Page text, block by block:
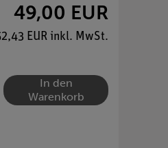
49,00 EUR
EUR inkl. MwSt.
In den
Warenkorb